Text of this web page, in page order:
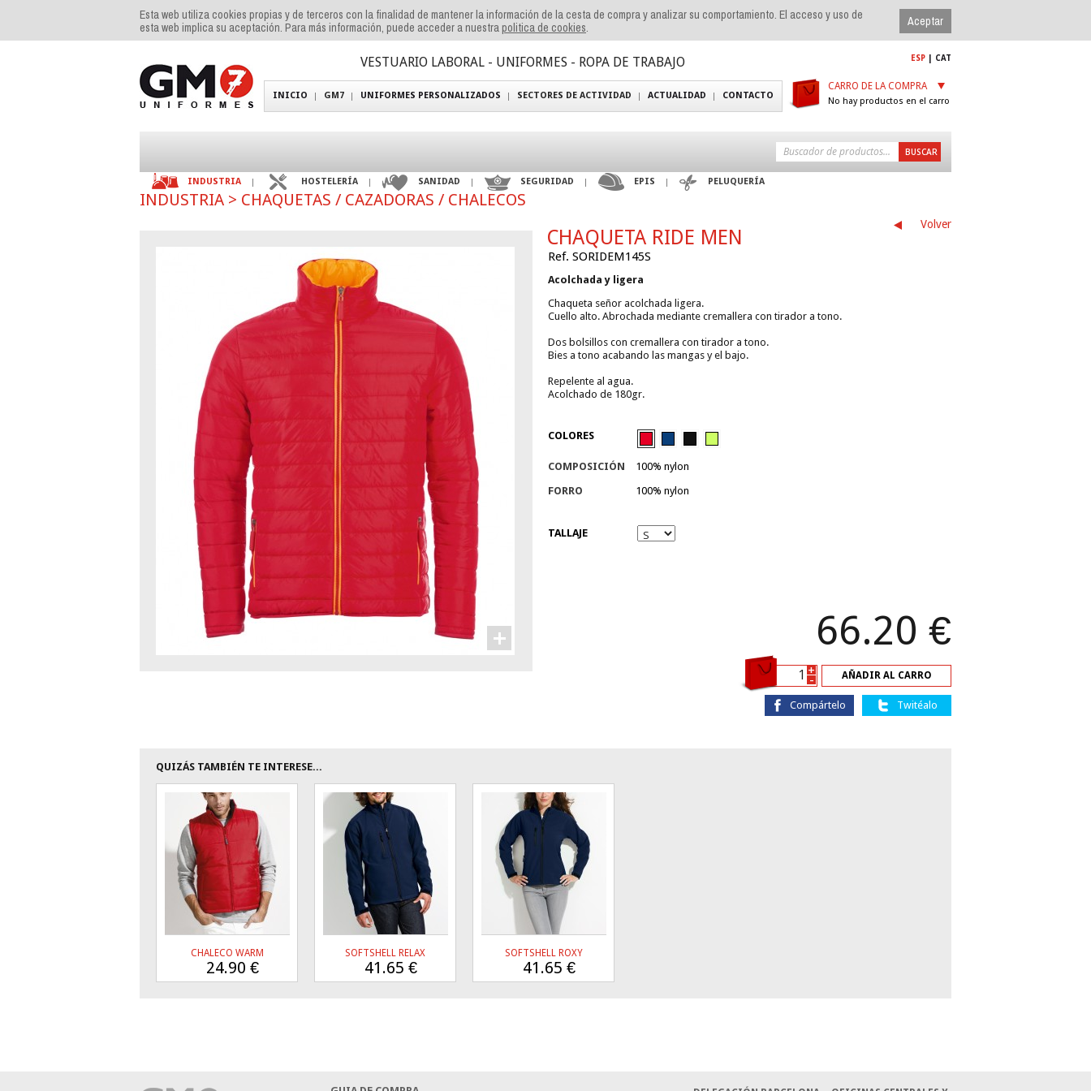
Esta web utiliza cookies propias y de terceros con la finalidad de mantener la información de la cesta de compra y analizar su comportamiento. El acceso y uso de
esta web implica su aceptación. Para más información, puede acceder a nuestrapolitica de cookies.
VESTUARIO LABORAL - UNIFORMES - ROPA DE TRABAJO ESP CAT
CARRO DE LA COMPRA
No hay productos en el carro
INICIO GM7 UNIFORMES PERSONALIZADOS SECTORES DE ACTIVIDAD ACTUALIDAD CONTACTO
INDUSTRIA HOSTELERÍA SANIDAD SEGURIDAD EPIS PELUQUERÍA
INDUSTRIA > CHAQUETAS / CAZADORAS / CHALECOS
Volver
CHAQUETA RIDE MEN
Ref. SORIDEM145S
Acolchada y ligera
Chaqueta señor acolchada ligera.
Cuello alto. Abrochada mediante cremallera con tirador a tono.
Dos bolsillos con cremallera con tirador a tono.
Bies a tono acabando las mangas y el bajo.
Repelente al agua.
Acolchado de 180gr.
COLORES
COMPOSICIÓN
100% nylon
FORRO
100% nylon
TALLAJE
66.20 €
AÑADIR AL CARRO
+
-
Compártelo Twitéalo
QUIZÁS TAMBIÉN TE INTERESE...
CHALECO WARM
24.90 €
SOFTSHELL RELAX
41.65 €
SOFTSHELL ROXY
41.65 €